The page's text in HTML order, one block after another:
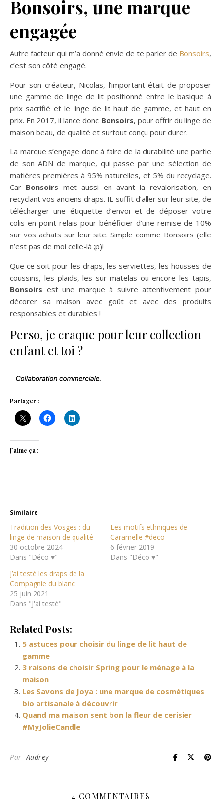
Bonsoirs, une marque
engagée
Autre facteur qui m’a donné envie de te parler de Bonsoirs,
c’est son côté engagé.
Pour son créateur, Nicolas, l’important était de proposer
une gamme de linge de lit positionné entre le basique à
prix sacrifié et le linge de lit haut de gamme, et haut en
prix. En 2017, il lance donc Bonsoirs, pour offrir du linge de
maison beau, de qualité et surtout conçu pour durer.
La marque s’engage donc à faire de la durabilité une partie
de son ADN de marque, qui passe par une sélection de
matières premières à 95% naturelles, et 5% du recyclage.
Car Bonsoirs met aussi en avant la revalorisation, en
recyclant vos anciens draps. IL suffit d’aller sur leur site, de
télécharger une étiquette d’envoi et de déposer votre
colis en point relais pour bénéficier d’une remise de 10%
sur vos achats sur leur site. Simple comme Bonsoirs (elle
n’est pas de moi celle-là ;p)!
Que ce soit pour les draps, les serviettes, les housses de
coussins, les plaids, les sur matelas ou encore les tapis,
Bonsoirs est une marque à suivre attentivement pour
décorer sa maison avec goût et avec des produits
responsables et durables !
Perso, je craque pour leur collection
enfant et toi ?
Partager :
J’aime ça :
Similaire
Tradition des Vosges : du
linge de maison de qualité
30 octobre 2024
Dans "Déco ♥"
Les motifs ethniques de
Caramelle #deco
6 février 2019
Dans "Déco ♥"
J’ai testé les draps de la
Compagnie du blanc
25 juin 2021
Dans "J'ai testé"
Related Posts:
5 astuces pour choisir du linge de lit haut de
gamme
3 raisons de choisir Spring pour le ménage à la
maison
Les Savons de Joya : une marque de cosmétiques
bio artisanale à découvrir
Quand ma maison sent bon la fleur de cerisier
#MyJolieCandle
ParAudrey
4 COMMENTAIRES